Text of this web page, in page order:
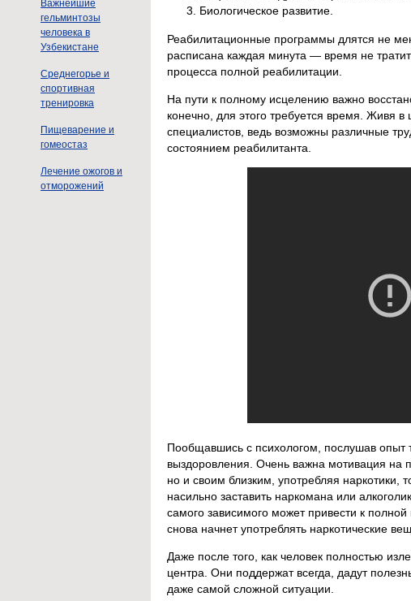
Важнейшие
гельминтозы
человека в
Узбекистане
Среднегорье и
спортивная
тренировка
Пищеварение и
гомеостаз
Лечение ожогов и
отморожений
Биологическое развитие.
Реабилитационные программы длятся не
расписана каждая минута — время не
процесса полной реабилитации.
На пути к полному исцелению важно
конечно, для этого требуется время. Живя в
специалистов, ведь возможны различные
состоянием реабилитанта.
Пообщавшись с психологом, послушав опыт
выздоровления. Очень важна мотивация на
но и своим близким, употребляя наркотики,
насильно заставить наркомана или
самого зависимого может привести к
снова начнет употреблять наркотические
Даже после того, как человек полностью
центра. Они поддержат всегда, дадут
даже самой сложной ситуации.